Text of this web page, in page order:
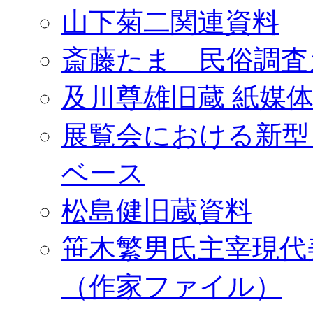
山下菊二関連資料
斎藤たま 民俗調査
及川尊雄旧蔵 紙媒
展覧会における新
ベース
松島健旧蔵資料
笹木繁男氏主宰現
（作家ファイル）